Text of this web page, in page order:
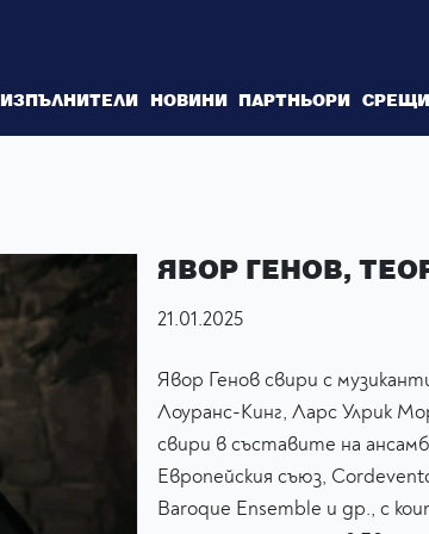
ИЗПЪЛНИТЕЛИ НОВИНИ ПАРТНЬОРИ СРЕЩИ
ЯВОР ГЕНОВ,
21.01.2025
Явор Генов свири с
Лоуранс-Кинг, Ларс Улрик
свири в съставите на
Европейския съюз,
Baroque Ensemble и др., с